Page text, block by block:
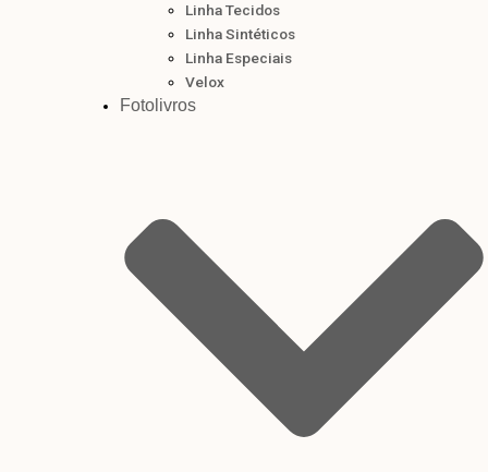
Linha Tecidos
Linha Sintéticos
Linha Especiais
Velox
Fotolivros